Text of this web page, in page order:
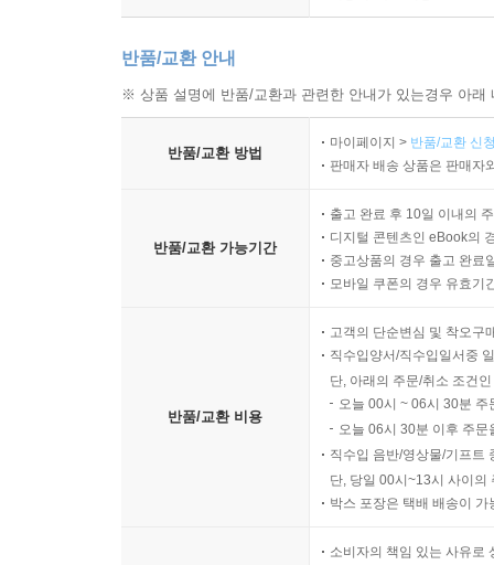
반품/교환 안내
※ 상품 설명에 반품/교환과 관련한 안내가 있는경우 아
반품/교환 방법
마이페이지 > 반품/교환 신
판매자 배송 상품은 판매자
반품/교환 가능기간
출고 완료 후 10일 이내의
디지털 콘텐츠인 eBook의
중고상품의 경우 출고 완료
모바일 쿠폰의 경우 유효기
반품/교환 비용
고객의 단순변심 및 착오구
직수입양서/직수입일서중
단, 아래의 주문/취소 조건
오늘 00시 ~ 06시 30분
오늘 06시 30분 이후 주
직수입 음반/영상물/기프트
단, 당일 00시~13시 사이의
박스 포장은 택배 배송이
소비자의 책임 있는 사유로